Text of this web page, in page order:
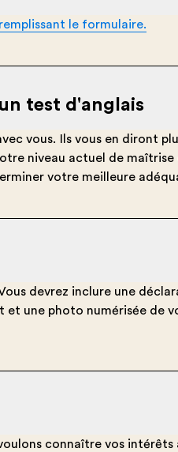
remplissant le formulaire.
test d'anglais
vous. Ils vous en diront
niveau actuel de maîtrise
votre meilleure
devrez inclure une
une photo numérisée de
connaître vos intérêts